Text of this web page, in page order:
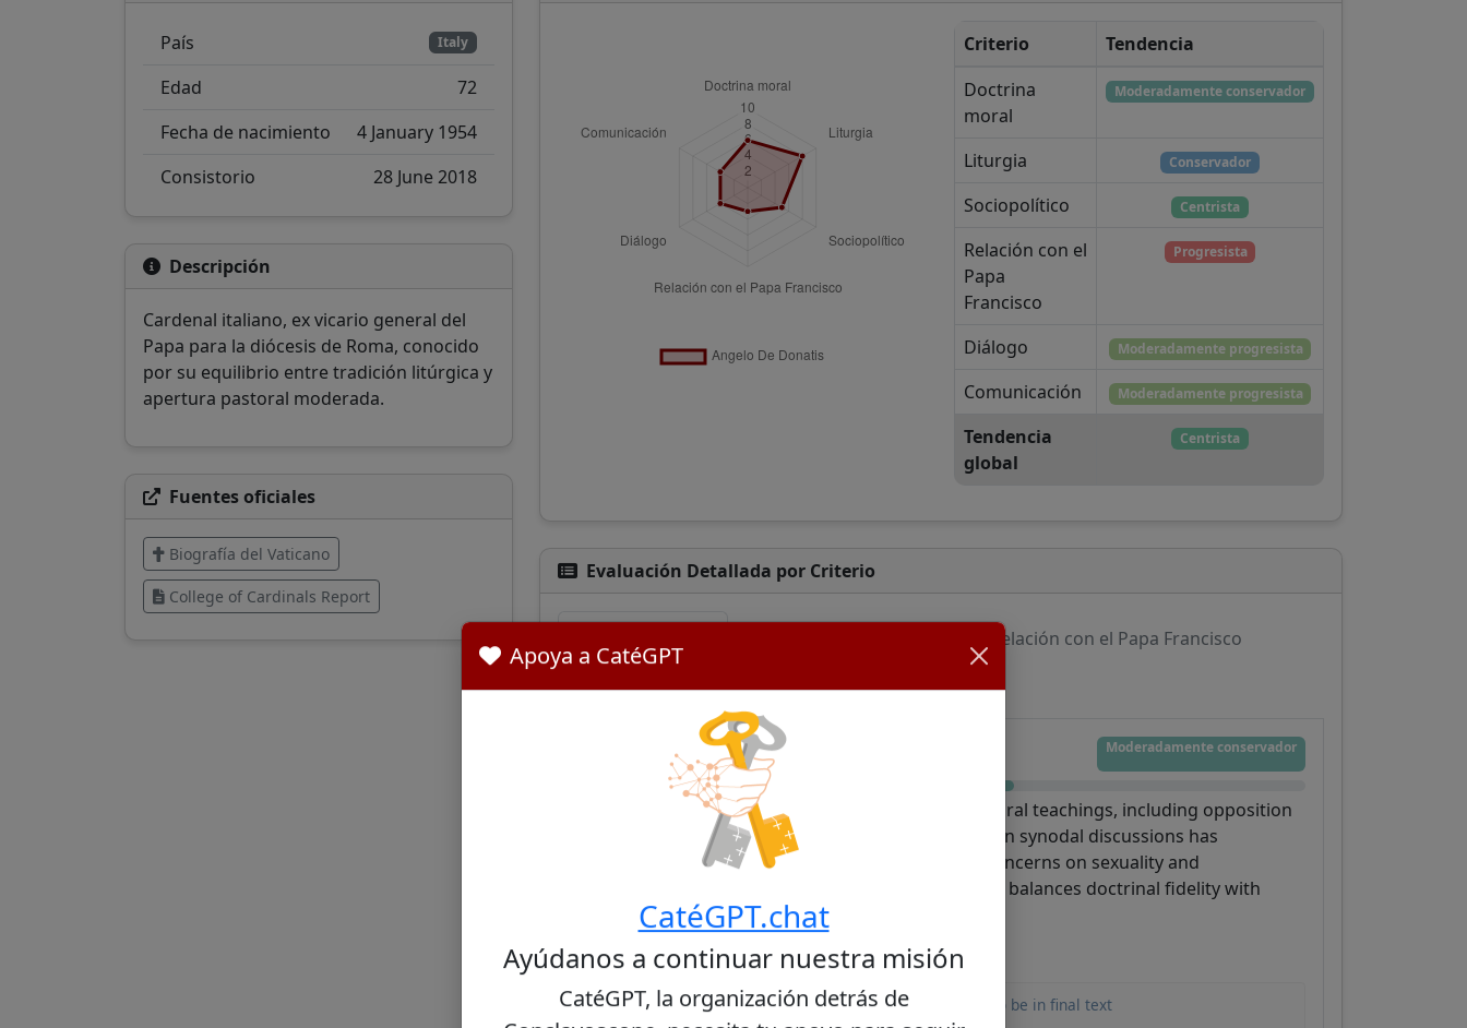
País Italy
Edad
72
Fecha de nacimiento
4 January 1954
Consistorio
28 June 2018
Descripción
Cardenal italiano, ex vicario general del
Papa para la diócesis de Roma, conocido
por su equilibrio entre tradición litúrgica y
apertura pastoral moderada.
Fuentes oficiales
Biografía del Vaticano
College of Cardinals Report
Criterio
Tendencia
Doctrina
moral
Moderadamente conservador
Liturgia Conservador
Sociopolítico Centrista
Relación con el
Papa
Francisco
Progresista
Diálogo Moderadamente progresista
Comunicación Moderadamente progresista
Tendencia
global
Centrista
Evaluación Detallada por Criterio
Relación con el Papa Francisco
Diálogo Comunicación
Doctrina moral Moderadamente conservador
Cardinal De Donatis upholds traditional Catholic moral teachings, including opposition
to abortion and same-sex marriage. His leadership in synodal discussions has
emphasized the importance of addressing youth concerns on sexuality and
marginalization, reflecting a pastoral approach that balances doctrinal fidelity with
compassionate outreach.
Fuentes:
Bishops press for abuse scandals, women and more to be in final text
Apoya a CatéGPT
CatéGPT.chat
Ayúdanos a continuar nuestra misión
CatéGPT, la organización detrás de